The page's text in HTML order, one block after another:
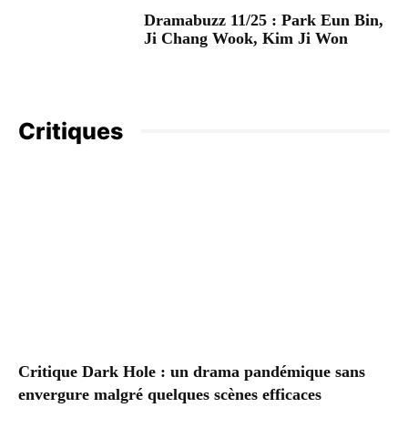
Dramabuzz 11/25 : Park Eun Bin,
Ji Chang Wook, Kim Ji Won
Critiques
Critique Dark Hole : un drama pandémique sans
envergure malgré quelques scènes efficaces